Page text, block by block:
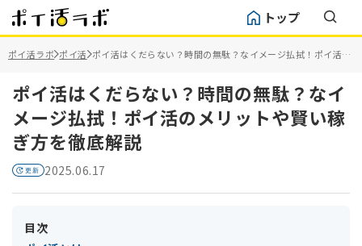
トップ
ポイ活ラボ ポイ活 ポイ活はくだらない？時間の無駄？なイメージ払拭！ポイ活の
メリットや賢い稼ぎ方を徹底解説
ポイ活はくだらない？時間の無駄？なイ
メージ払拭！ポイ活のメリットや賢い稼
ぎ方を徹底解説
2025.06.17
目次